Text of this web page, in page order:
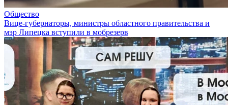
Общество
Вице-губернаторы, министры областного правительства и
мэр Липецка вступили в мобрезерв